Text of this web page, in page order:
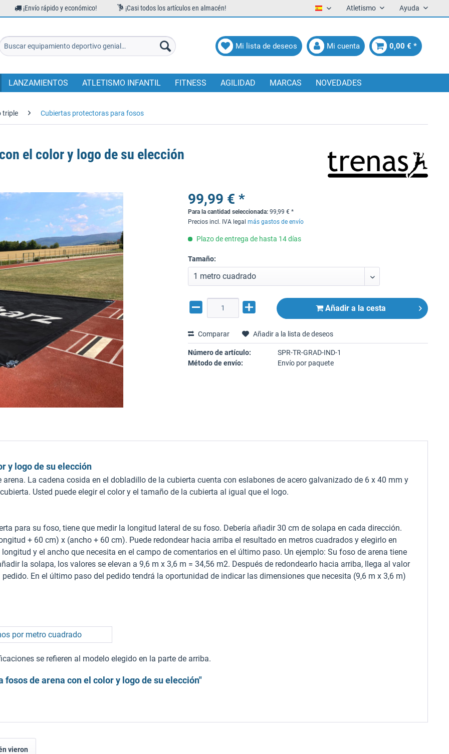
¡Envío rápido y económico! ¡Casi todos los artículos en almacén! EspañolAtletismo Ayuda
Mi lista de deseos Mi cuenta 0,00 € *
LANZAMIENTOS ATLETISMO INFANTIL FITNESS AGILIDAD MARCAS NOVEDADES
triple Cubiertas protectoras para fosos
el color y logo de su elección
99,99 € *
Para la cantidad seleccionada:99,99 € *
Precios incl. IVA legalmás gastos de envío
Plazo de entrega de hasta 14 días
Tamaño:
Añadir a la cesta
Comparar Añadir a la lista de deseos
Número de artículo:
SPR-TR-GRAD-IND-1
Método de envío:
Envío por paquete
y logo de su elección
La cadena cosida en el dobladillo de la cubierta cuenta con eslabones de acero galvanizado de 6 x 40 mm y
Usted puede elegir el color y el tamaño de la cubierta al igual que el logo.
para su foso, tiene que medir la longitud lateral de su foso. Debería añadir 30 cm de solapa en cada dirección.
+ 60 cm) x (ancho + 60 cm). Puede redondear hacia arriba el resultado en metros cuadrados y elegirlo en
y el ancho que necesita en el campo de comentarios en el último paso. Un ejemplo: Su foso de arena tiene
la solapa, los valores se elevan a 9,6 m x 3,6 m = 34,56 m2. Después de redondearlo hacia arriba, llega al valor
En el último paso del pedido tendrá la oportunidad de indicar las dimensiones que necesita (9,6 m x 3,6 m)
por metro cuadrado
se refieren al modelo elegido en la parte de arriba.
de arena con el color y logo de su elección"
vieron